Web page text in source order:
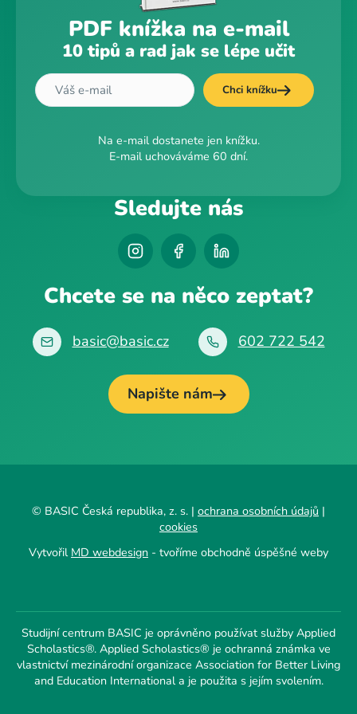
PDF knížka na e-mail
10 tipů a rad jak se lépe učit
Chci knížku
Na e-mail dostanete jen knížku.
E-mail uchováváme 60 dní.
Sledujte nás
Chcete se na něco zeptat?
basic@basic.cz 602 722 542
Napište nám
© BASIC Česká republika, z. s. | ochrana osobních údajů |
cookies
Vytvořil MD webdesign - tvoříme obchodně úspěšné weby
Studijní centrum BASIC je oprávněno používat služby Applied
Scholastics®. Applied Scholastics® je ochranná známka ve
vlastnictví mezinárodní organizace Association for Better Living
and Education International a je použita s jejím svolením.